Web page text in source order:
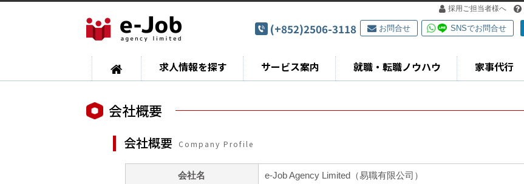
採用ご担当者様へ
(+852)2506-3118 お問合せ SNSでお問合せ
求人情報を探す サービス案内 就職・転職ノウハウ 家事代行
会社概要
会社概要 Company Profile
会社名 e-Job Agency Limited（易職有限公司）